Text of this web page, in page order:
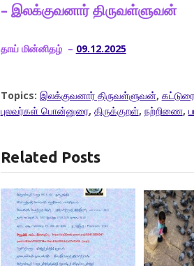
– இலக்குவனார் திருவள்ளுவன்
தாய் மின்னிதழ் – 09.12.2025
Topics: இலக்குவனார் திருவள்ளுவன், கட்டுரை
புலவர்கள் பொன்னுரை, திருக்குறள், நற்றிணை,
Related Posts